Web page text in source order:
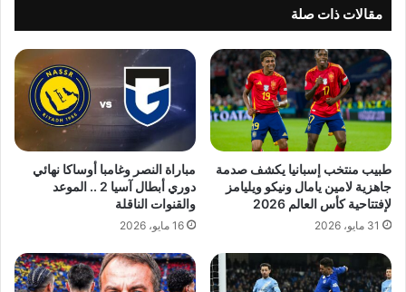
مقالات ذات صلة
طبيب منتخب إسبانيا يكشف صدمة
جاهزية لامين يامال ونيكو ويليامز
لإفتتاحية كأس العالم 2026
31 مايو، 2026
مباراة النصر وغامبا أوساكا نهائي
دوري أبطال آسيا 2 .. الموعد
والقنوات الناقلة
16 مايو، 2026